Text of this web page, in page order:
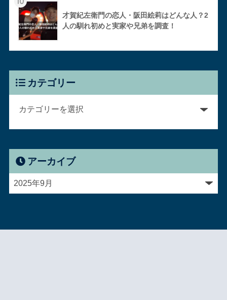
才賀紀左衛門の恋人・阪田絵莉はどんな人？2
人の馴れ初めと実家や兄弟を調査！
カテゴリー
アーカイブ